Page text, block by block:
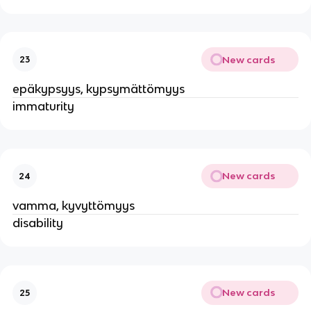
23 New cards
epäkypsyys, kypsymättömyys
immaturity
24 New cards
vamma, kyvyttömyys
disability
25 New cards